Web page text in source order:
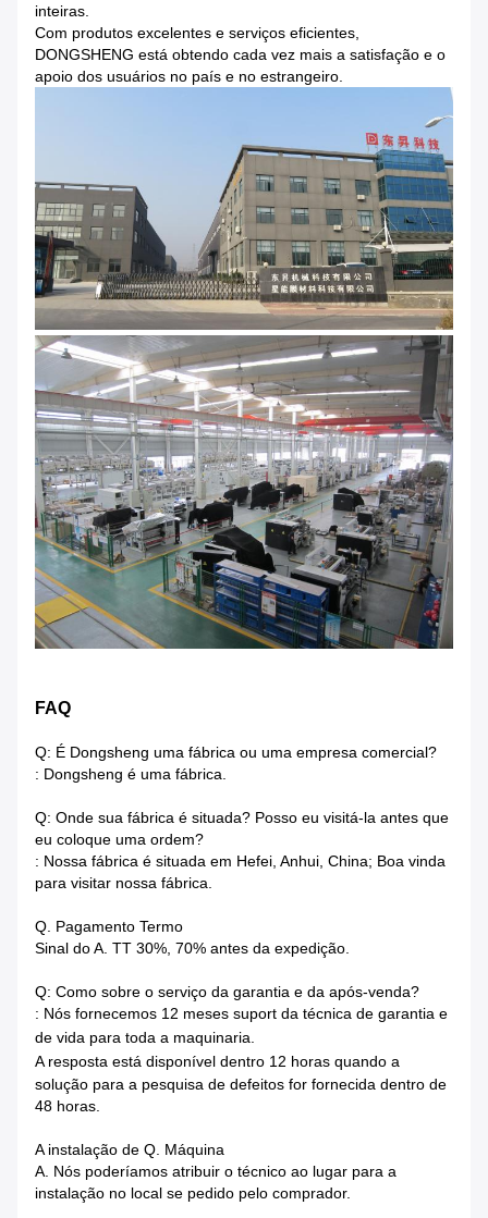
inteiras.
Com produtos excelentes e serviços eficientes,
DONGSHENG está obtendo cada vez mais a satisfação e o
apoio dos usuários no país e no estrangeiro.
FAQ
Q: É Dongsheng uma fábrica ou uma empresa comercial?
: Dongsheng é uma fábrica.
Q: Onde sua fábrica é situada? Posso eu visitá-la antes que
eu coloque uma ordem?
: Nossa fábrica é situada em Hefei, Anhui, China; Boa vinda
para visitar nossa fábrica.
Q. Pagamento Termo
Sinal do A. TT 30%, 70% antes da expedição.
Q: Como sobre o serviço da garantia e da após-venda?
: Nós fornecemos 12 meses suport da técnica de garantia e
de vida para toda a maquinaria.
A resposta está disponível dentro 12 horas quando a
solução para a pesquisa de defeitos for fornecida dentro de
48 horas.
A instalação de Q. Máquina
A. Nós poderíamos atribuir o técnico ao lugar para a
instalação no local se pedido pelo comprador.